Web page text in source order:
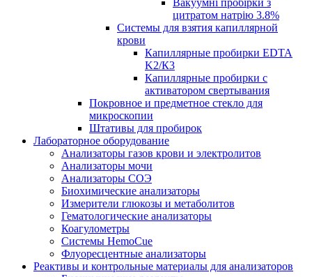
цитратом натрію 3.8%
Системы для взятия капиллярной
крови
Капиллярные пробирки EDTA
K2/К3
Капиллярные пробирки с
активатором свертывания
Покровное и предметное стекло для
микроскопии
Штативы для пробирок
Лабораторное оборудование
Анализаторы газов крови и электролитов
Анализаторы мочи
Анализаторы СОЭ
Биохимические анализаторы
Измерители глюкозы и метаболитов
Гематологические анализаторы
Коагулометры
Системы HemoCue
Флуоресцентные анализаторы
Реактивы и контрольные материалы для анализаторов